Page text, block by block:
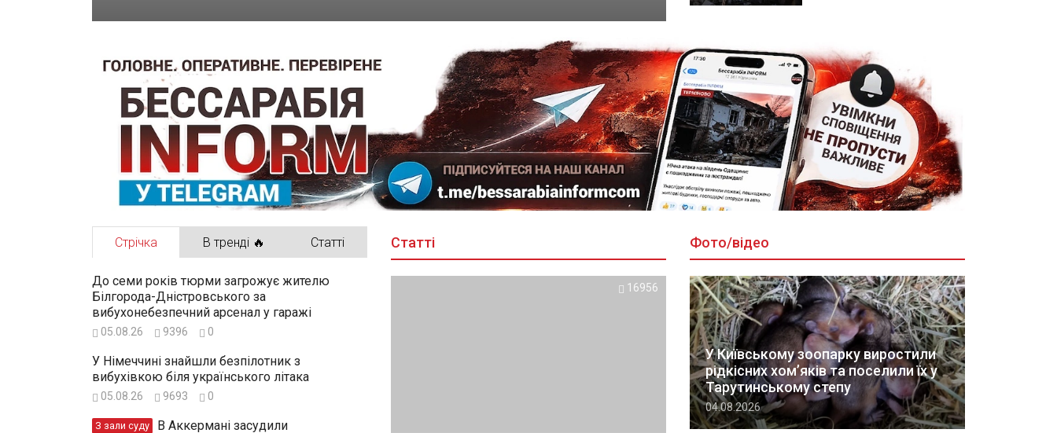
Бессарабія
INFORM
Стрічка В тренді 🔥 Статті
До семи років тюрми загрожує жителю
Білгорода-Дністровського за
вибухонебезпечний арсенал у гаражі
05.08.26 9396 0
У Німеччині знайшли безпілотник з
вибухівкою біля українського літака
05.08.26 9693 0
З зали суду
Статті
16956
Фото/відео
У Київському зоопарку виростили
рідкісних хом’яків та поселили їх у
Тарутинському степу
04.08.2026